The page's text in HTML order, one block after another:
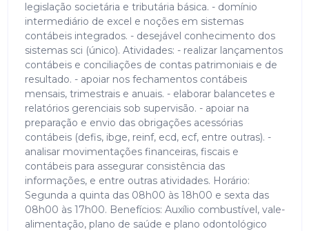
legislação societária e tributária básica. - domínio
intermediário de excel e noções em sistemas
contábeis integrados. - desejável conhecimento dos
sistemas sci (único). Atividades: - realizar lançamentos
contábeis e conciliações de contas patrimoniais e de
resultado. - apoiar nos fechamentos contábeis
mensais, trimestrais e anuais. - elaborar balancetes e
relatórios gerenciais sob supervisão. - apoiar na
preparação e envio das obrigações acessórias
contábeis (defis, ibge, reinf, ecd, ecf, entre outras). -
analisar movimentações financeiras, fiscais e
contábeis para assegurar consistência das
informações, e entre outras atividades. Horário:
Segunda a quinta das 08h00 às 18h00 e sexta das
08h00 às 17h00. Benefícios: Auxílio combustível, vale-
alimentação, plano de saúde e plano odontológico